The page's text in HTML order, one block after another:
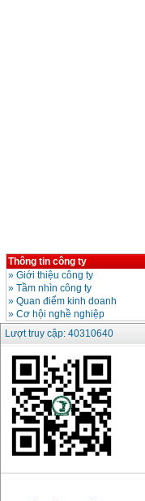
Thông tin công ty
» Giới thiệu công ty
» Tầm nhìn công ty
» Quan điểm kinh doanh
» Cơ hội nghề nghiệp
Lượt truy cập: 40310640